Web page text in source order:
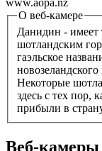
О веб-камере
Данидин - имеет
шотландским
гаэльское
Некоторые
здесь с тех пор,
прибыли в
Веб-камеры